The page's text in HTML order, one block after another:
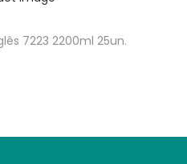
7223 2200ml 25un.